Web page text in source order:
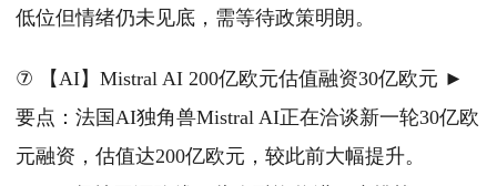
低位但情绪仍未见底，需等待政策明朗。
⑦ 【AI】Mistral AI 200亿欧元估值融资30亿欧元 ►
要点：法国AI独角兽Mistral AI正在洽谈新一轮30亿欧
元融资，估值达200亿欧元，较此前大幅提升。